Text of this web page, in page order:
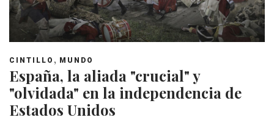
CINTILLO , MUNDO
España, la aliada "crucial" y
"olvidada" en la independencia de
Estados Unidos